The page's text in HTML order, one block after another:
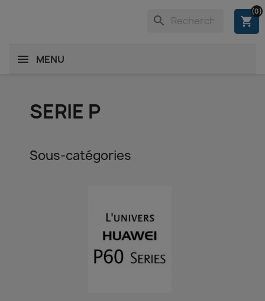
shopping_cart
(0)
search
MENU
SERIE P
Sous-catégories